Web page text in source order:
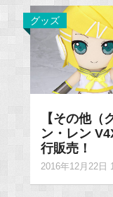
グッズ
【その他（
ン・レン
行販売！
2016年12月22日